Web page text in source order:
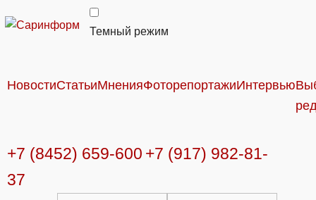
Темный режим
НовостиСтатьиМненияФоторепортажиИнтервью
+7 (8452) 659-600 +7 (917) 982-81-
37